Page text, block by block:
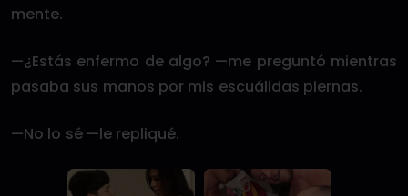
mente.
—¿Estás enfermo de algo? —me preguntó mientras
pasaba sus manos por mis escuálidas piernas.
—No lo sé —le repliqué.